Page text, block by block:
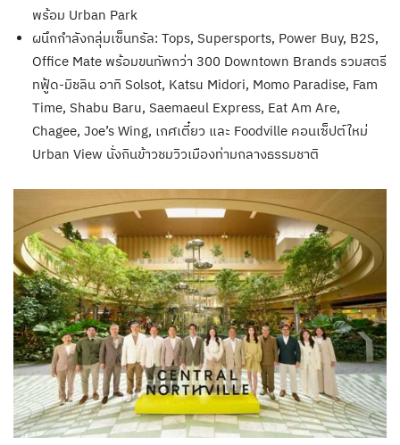
พร้อม Urban Park
ผนึกกำลังกลุ่มเซ็นทรัล: Tops, Supersports, Power Buy, B2S,
Office Mate พร้อมขนทัพกว่า 300 Downtown Brands รวมสตรี
ทฟู้ด-มิชลิน อาทิ Solsot, Katsu Midori, Momo Paradise, Fam
Time, Shabu Baru, Saemaeul Express, Eat Am Are,
Chagee, Joe’s Wing, เกศเตี๋ยว และ Foodville คอนเซ็ปต์ใหม่
Urban View นั่งกินข้าวชมวิวเมืองท่ามกลางธรรมชาติ